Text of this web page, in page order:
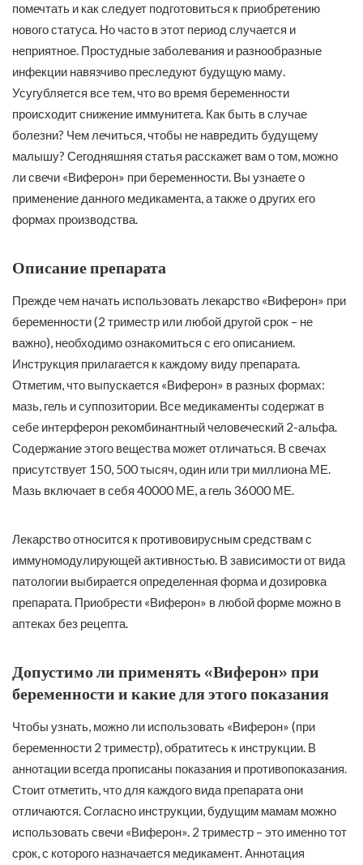
помечтать и как следует подготовиться к приобретению
нового статуса. Но часто в этот период случается и
неприятное. Простудные заболевания и разнообразные
инфекции навязчиво преследуют будущую маму.
Усугубляется все тем, что во время беременности
происходит снижение иммунитета. Как быть в случае
болезни? Чем лечиться, чтобы не навредить будущему
малышу? Сегодняшняя статья расскажет вам о том, можно
ли свечи «Виферон» при беременности. Вы узнаете о
применение данного медикамента, а также о других его
формах производства.
Описание препарата
Прежде чем начать использовать лекарство «Виферон» при
беременности (2 триместр или любой другой срок – не
важно), необходимо ознакомиться с его описанием.
Инструкция прилагается к каждому виду препарата.
Отметим, что выпускается «Виферон» в разных формах:
мазь, гель и суппозитории. Все медикаменты содержат в
себе интерферон рекомбинантный человеческий 2-альфа.
Содержание этого вещества может отличаться. В свечах
присутствует 150, 500 тысяч, один или три миллиона МЕ.
Мазь включает в себя 40000 МЕ, а гель 36000 МЕ.
Лекарство относится к противовирусным средствам с
иммуномодулирующей активностью. В зависимости от вида
патологии выбирается определенная форма и дозировка
препарата. Приобрести «Виферон» в любой форме можно в
аптеках без рецепта.
Допустимо ли применять «Виферон» при
беременности и какие для этого показания
Чтобы узнать, можно ли использовать «Виферон» (при
беременности 2 триместр), обратитесь к инструкции. В
аннотации всегда прописаны показания и противопоказания.
Стоит отметить, что для каждого вида препарата они
отличаются. Согласно инструкции, будущим мамам можно
использовать свечи «Виферон». 2 триместр – это именно тот
срок, с которого назначается медикамент. Аннотация